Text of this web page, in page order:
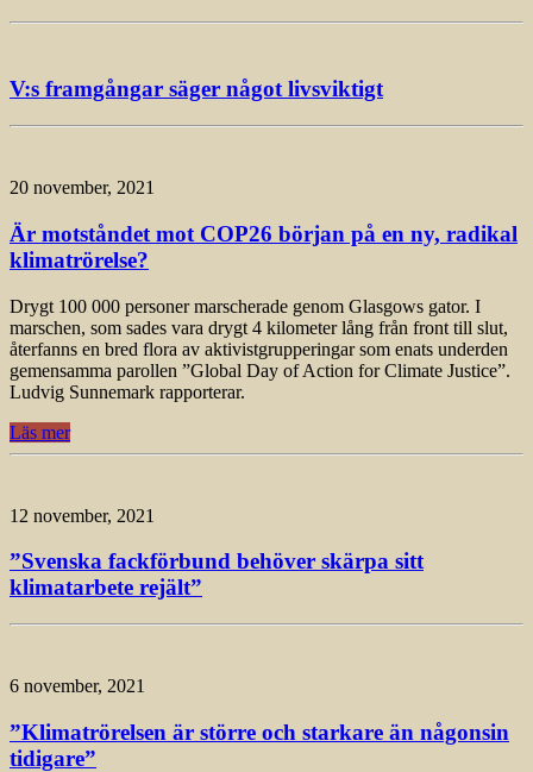
V:s framgångar säger något livsviktigt
20 november, 2021
Är motståndet mot COP26 början på en ny, radikal
klimatrörelse?
Drygt 100 000 personer marscherade genom Glasgows gator. I
marschen, som sades vara drygt 4 kilometer lång från front till slut,
återfanns en bred flora av aktivistgrupperingar som enats underden
gemensamma parollen ”Global Day of Action for Climate Justice”.
Ludvig Sunnemark rapporterar.
Läs mer
12 november, 2021
”Svenska fackförbund behöver skärpa sitt
klimatarbete rejält”
6 november, 2021
”Klimatrörelsen är större och starkare än någonsin
tidigare”